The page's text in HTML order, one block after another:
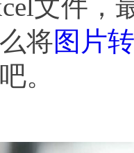
文件，
将图片
。